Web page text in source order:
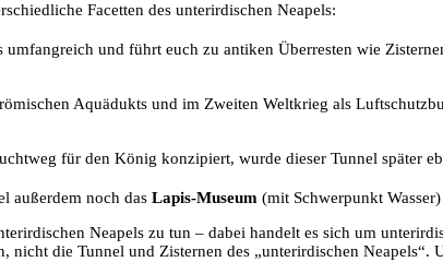
Facetten des unterirdischen Neapels:
umfangreich und führt euch zu antiken Überresten wie
Aquädukts und im Zweiten Weltkrieg als
für den König konzipiert, wurde dieser Tunnel später
außerdem noch das Lapis-Museum (mit Schwerpunkt
Neapels zu tun – dabei handelt es sich um
nicht die Tunnel und Zisternen des „unterirdischen Neapels“.